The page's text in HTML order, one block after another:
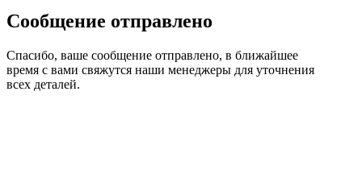
Сообщение отправлено
Спасибо, ваше сообщение отправлено, в ближайшее
время с вами свяжутся наши менеджеры для уточнения
всех деталей.